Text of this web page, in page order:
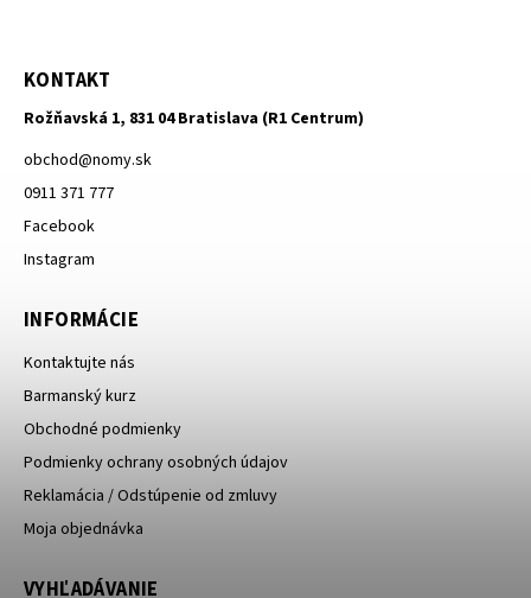
KONTAKT
Rožňavská 1, 831 04 Bratislava (R1 Centrum)
obchod@nomy.sk
0911 371 777
Facebook
Instagram
INFORMÁCIE
Kontaktujte nás
Barmanský kurz
Obchodné podmienky
Podmienky ochrany osobných údajov
Reklamácia / Odstúpenie od zmluvy
Moja objednávka
VYHĽADÁVANIE